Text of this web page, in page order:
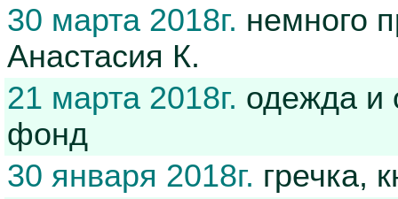
30 марта 2018г. немного
Анастасия К.
21 марта 2018г. одежда и
фонд
30 января 2018г. гречка,